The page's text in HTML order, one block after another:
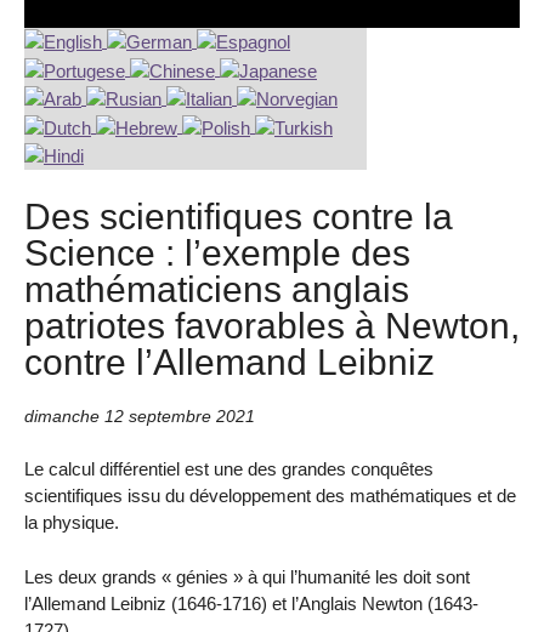
Des scientifiques contre la
Science : l’exemple des
mathématiciens anglais
patriotes favorables à Newton,
contre l’Allemand Leibniz
dimanche 12 septembre 2021
Le calcul différentiel est une des grandes conquêtes
scientifiques issu du développement des mathématiques et de
la physique.
Les deux grands « génies » à qui l’humanité les doit sont
l’Allemand Leibniz (1646-1716) et l’Anglais Newton (1643-